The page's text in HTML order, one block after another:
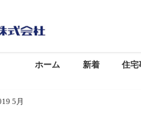
ホーム 新着 住宅
5月